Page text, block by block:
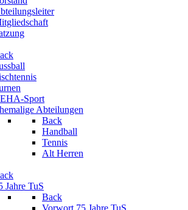
Sport
Abteilungen
Back
Handball
Tennis
Alt Herren
Jahre TuS
Back
Vorwort 75 Jahre TuS